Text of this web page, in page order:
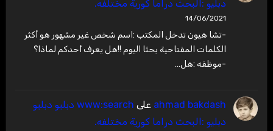
دبليو :البحث دراما كورية مختلفه.
14/06/2021
-تشا هيون تدخل المكتب :اسم شخص غير مشهور هو أكثر
الكلمات المفتاحية بحثا اليوم !!هل يعرف أحدكم لماذا؟
-موظفه :هل…
ahmad bakdash على
www:search دبليو دبليو
دبليو :البحث دراما كورية مختلفه.